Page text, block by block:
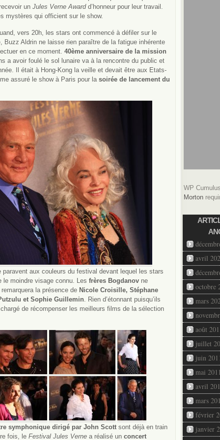
un Jules Verne Awardd’honneur pour leur travail.
mystères qui officient sur le show.
vers 20h, les stars ont commencé à défiler sur le
Buzz Aldrin ne laisse rien paraître de la fatigue inhérente
en ce moment. 40ème anniversaire de la mission
a avoir foulé le sol lunaire va à la rencontre du public et
Il était à Hong-Kong la veille et devait être aux Etats-
assuré le show à Paris pour la soirée de lancement du
aux couleurs du festival devant lequel les stars
le moindre visage connu. Les frères Bogdanov ne
la présence de Nicole Croisille, Stéphane
et Sophie Guillemin. Rien d’étonnant puisqu’ils
de récompenser les meilleurs films de la sélection
symphonique dirigé par John Scott sont déjà en train
fois, le Festival Jules Verne a réalisé un concert
WP
Morton
avril
octobre
mars
août
juillet
juin
mai
avril
mars
février
janvier